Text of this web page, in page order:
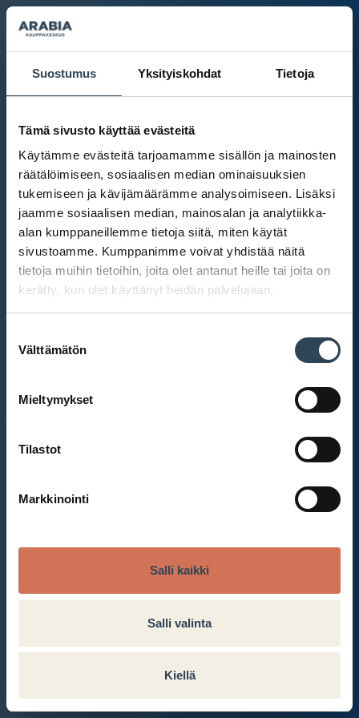
Suostumus Yksityiskohdat Tietoja
Tämä sivusto käyttää evästeitä
Käytämme evästeitä tarjoamamme sisällön ja mainosten
räätälöimiseen, sosiaalisen median ominaisuuksien
tukemiseen ja kävijämäärämme analysoimiseen. Lisäksi
jaamme sosiaalisen median, mainosalan ja analytiikka-
alan kumppaneillemme tietoja siitä, miten käytät
sivustoamme. Kumppanimme voivat yhdistää näitä
tietoja muihin tietoihin, joita olet antanut heille tai joita on
kerätty, kun olet käyttänyt heidän palvelujaan.
valinta
Välttämätön
Mieltymykset
Tilastot
Markkinointi
Salli kaikki
Salli valinta
Kiellä
Kauppakeskus Arabia
Et ole kirjautunut sisään. Kirjaudu sisään